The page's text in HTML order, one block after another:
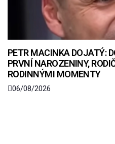
PETR MACINKA DOJATÝ:
PRVNÍ NAROZENINY,
RODINNÝMI MOMENTY
06/08/2026